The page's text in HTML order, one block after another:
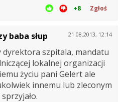
+8 Zgłoś
21.08.2013, 12:14
baba słup
dyrektora szpitala, mandatu
lokalnej organizacji
życiu pani Gelert ale
innemu lub zleconym